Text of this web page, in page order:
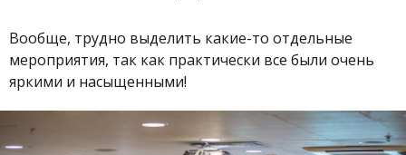
Вообще, трудно выделить какие-то отдельные
мероприятия, так как практически все были очень
яркими и насыщенными!